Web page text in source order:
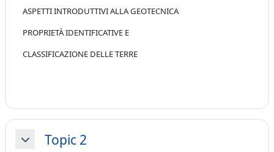
ASPETTI INTRODUTTIVI ALLA GEOTECNICA
PROPRIETÀ IDENTIFICATIVE E
CLASSIFICAZIONE DELLE TERRE
MinimizzaTopic 2